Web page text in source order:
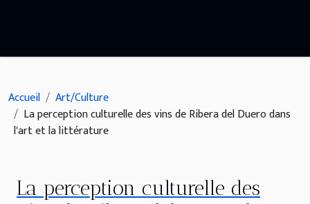
Accueil
Art/Culture
La perception culturelle des vins de Ribera del Duero dans
l'art et la littérature
La perception culturelle des